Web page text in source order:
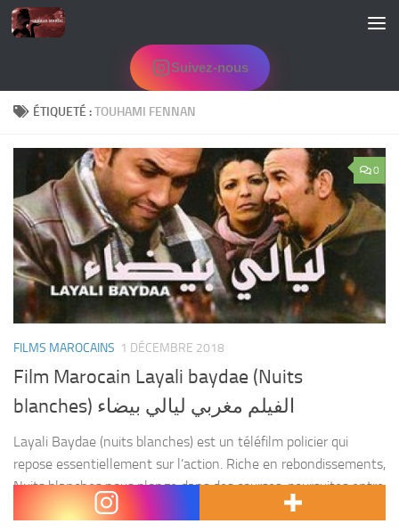
Skip to content
Suivez-nous
ÉTIQUETÉ :TOUHAMI FENNAN
0
FILMS MAROCAINS 1 DÉCEMBRE 2018
Film Marocain Layali baydae (Nuits
blanches) الفيلم مغربي ليالي بيضاء
Layali Baydae (nuits blanches) est un téléfilm policier qui
repose essentiellement sur l’action. Riche en rebondissements,
Nuits blanches nous plonge dans des courses-poursuites entre
la police et un réseau de trafic de drogues. Cette...